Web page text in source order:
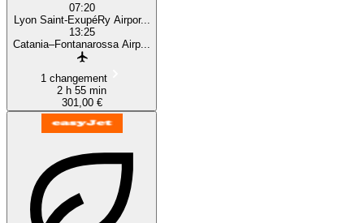
07:20
Lyon Saint-ExupéRy Airpor...
13:25
Catania–Fontanarossa Airp...
1 changement
2 h 55 min
301,00 €